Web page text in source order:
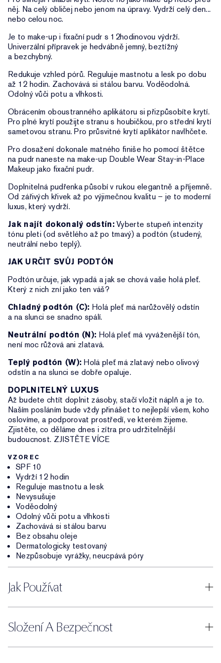
něj. Na celý obličej nebo jenom na úpravy. Vydrží celý den...
nebo celou noc.
Je to make-up i fixační pudr s 12hodinovou výdrží.
Univerzální přípravek je hedvábně jemný, beztížný
a bezchybný.
Redukuje vzhled pórů. Reguluje mastnotu a lesk po dobu
až 12 hodin. Zachovává si stálou barvu. Voděodolná.
Odolný vůči potu a vlhkosti.
Obrácením oboustranného aplikátoru si přizpůsobíte krytí.
Pro plné krytí použijte stranu s houbičkou, pro střední krytí
sametovou stranu. Pro průsvitné krytí aplikátor navlhčete.
Pro dosažení dokonale matného finiše ho pomocí štětce
na pudr naneste na make-up Double Wear Stay-in-Place
Makeup jako fixační pudr.
Doplnitelná pudřenka působí v rukou elegantně a příjemně.
Od zářivých křivek až po výjimečnou kvalitu – je to moderní
luxus, který vydrží.
Jak najít dokonalý odstín:Vyberte stupeň intenzity
tónu pleti (od světlého až po tmavý) a podtón (studený,
neutrální nebo teplý).
JAK URČIT SVŮJ PODTÓN
Podtón určuje, jak vypadá a jak se chová vaše holá pleť.
Který z nich zní jako ten váš?
Chladný podtón (C): Holá pleť má narůžovělý odstín
a na slunci se snadno spálí.
Neutrální podtón (N): Holá pleť má vyváženější tón,
není moc růžová ani zlatavá.
Teplý podtón (W): Holá pleť má zlatavý nebo olivový
odstín a na slunci se dobře opaluje.
DOPLNITELNÝ LUXUS
Až budete chtít doplnit zásoby, stačí vložit náplň a je to.
Naším posláním bude vždy přinášet to nejlepší všem, koho
oslovíme, a podporovat prostředí, ve kterém žijeme.
Zjistěte, co děláme dnes i zítra pro udržitelnější
budoucnost. ZJISTĚTE VÍCE
VZOREC
SPF 10
Vydrží 12 hodin
Reguluje mastnotu a lesk
Nevysušuje
Voděodolný
Odolný vůči potu a vlhkosti
Zachovává si stálou barvu
Bez obsahu oleje
Dermatologicky testovaný
Nezpůsobuje vyrážky, neucpává póry
Jak Používat
Složení A Bezpečnost